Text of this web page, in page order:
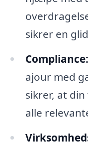
sikrer en
Compliance:
ajour med
sikrer, at
alle